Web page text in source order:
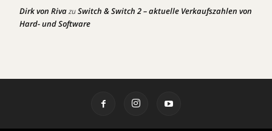
Dirk von RivazuSwitch & Switch 2 – aktuelle Verkaufszahlen von
Hard- und Software